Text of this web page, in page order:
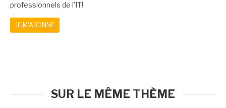
professionnels de l'IT!
JE M'ABONNE
SUR LE MÊME THÈME